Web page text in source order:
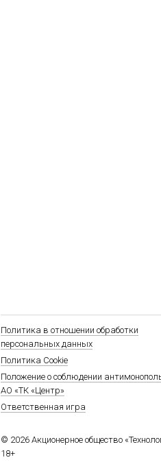
Политика в отношении обработки
персональных данных
Политика Cookie
Положение о соблюдении
АО «ТК «Центр»
Ответственная игра
© 2026 Акционерное общество
18+